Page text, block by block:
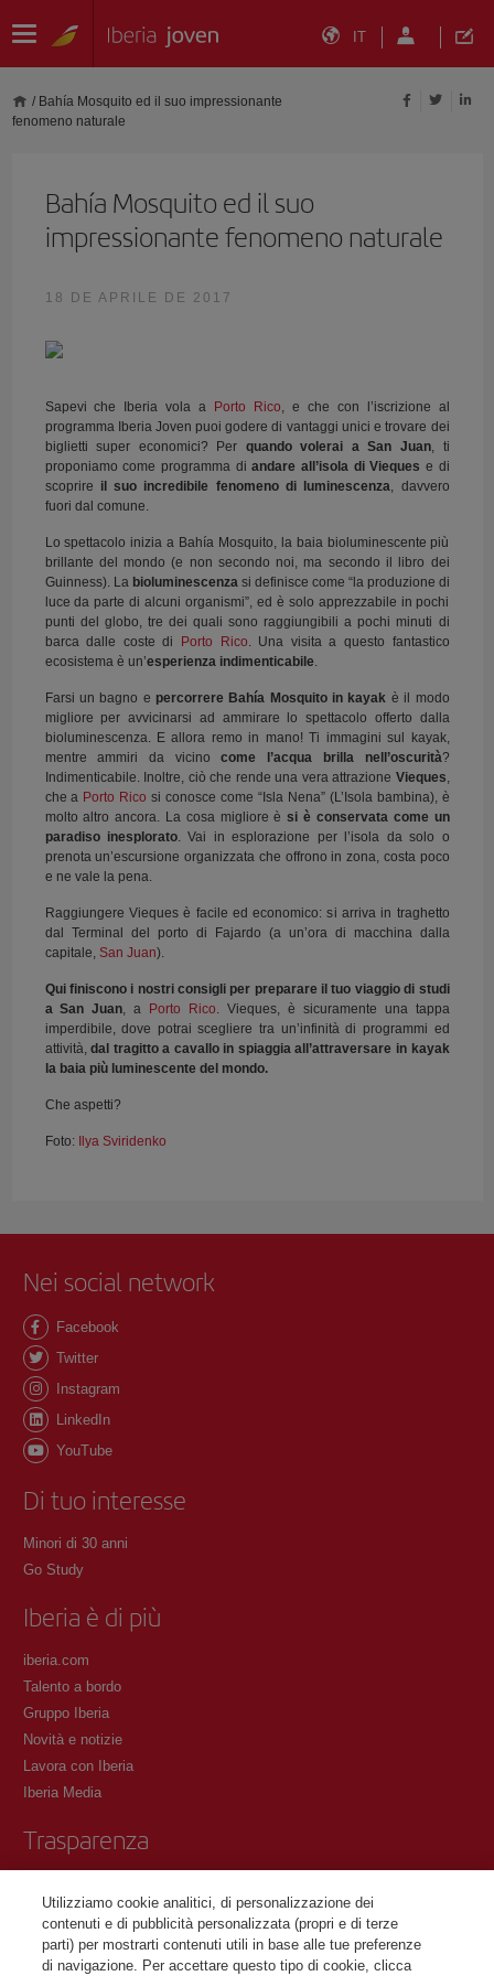
IT
/ Bahía Mosquito ed il suo impressionante
fenomeno naturale
Bahía Mosquito ed il suo
impressionante fenomeno naturale
18 DE APRILE DE 2017
Sapevi che Iberia vola a Porto Rico, e che con l’iscrizione al
programma Iberia Joven puoi godere di vantaggi unici e trovare dei
biglietti super economici? Per quando volerai a San Juan, ti
proponiamo come programma diandare all’isola di Vieques e di
scoprire il suo incredibile fenomeno di luminescenza, davvero
fuori dal comune.
Lo spettacolo inizia a Bahía Mosquito, la baia bioluminescente più
brillante del mondo (e non secondo noi, ma secondo il libro dei
Guinness). La bioluminescenzasi definisce come “la produzione di
luce da parte di alcuni organismi”, ed è solo apprezzabile in pochi
punti del globo, tre dei quali sono raggiungibili a pochi minuti di
barca dalle coste di
Porto Rico. Una visita a questo fantastico
ecosistema è un’esperienza indimenticabile.
Farsi un bagno e percorrere Bahía Mosquito in kayak è il modo
migliore per avvicinarsi ad ammirare lo spettacolo offerto dalla
bioluminescenza. E allora remo in mano! Ti immagini sul kayak,
mentre ammiri da vicinocome l’acqua brilla nell’oscurità?
Indimenticabile. Inoltre, ciò che rende una vera attrazione Vieques,
che a Porto Rico si conosce come “Isla Nena” (L’Isola bambina), è
molto altro ancora. La cosa migliore èsi è conservata come un
paradiso inesplorato. Vai in esplorazione per l’isola da solo o
prenota un’escursione organizzata che offrono in zona, costa poco
e ne vale la pena.
Raggiungere Vieques è facile ed economico: si arriva in traghetto
dal Terminal del porto di Fajardo (a un’ora di macchina dalla
capitale, San Juan).
Qui finiscono i nostri consigli per preparare il tuo viaggio di studi
a San Juan, a Porto Rico. Vieques, è sicuramente una tappa
imperdibile, dove potrai scegliere tra un’infinità di programmi ed
attività,dal tragitto a cavallo in spiaggia all’attraversare in kayak
la baia più luminescente del mondo.
Che aspetti?
Foto: Ilya Sviridenko
Nei social network
Facebook
Twitter
Instagram
LinkedIn
YouTube
Di tuo interesse
Minori di 30 anni
Go Study
Iberia è di più
iberia.com
Talento a bordo
Gruppo Iberia
Novità e notizie
Lavora con Iberia
Iberia Media
Trasparenza
Condizioni di registrazione su iberia.com
Informativa sulla protezione dei dati personali
Gestione e informativa sui cookie
Utilizziamo cookie analitici, di personalizzazione dei
contenuti e di pubblicità personalizzata (propri e di terze
parti) per mostrarti contenuti utili in base alle tue preferenze
di navigazione. Per accettare questo tipo di cookie, clicca